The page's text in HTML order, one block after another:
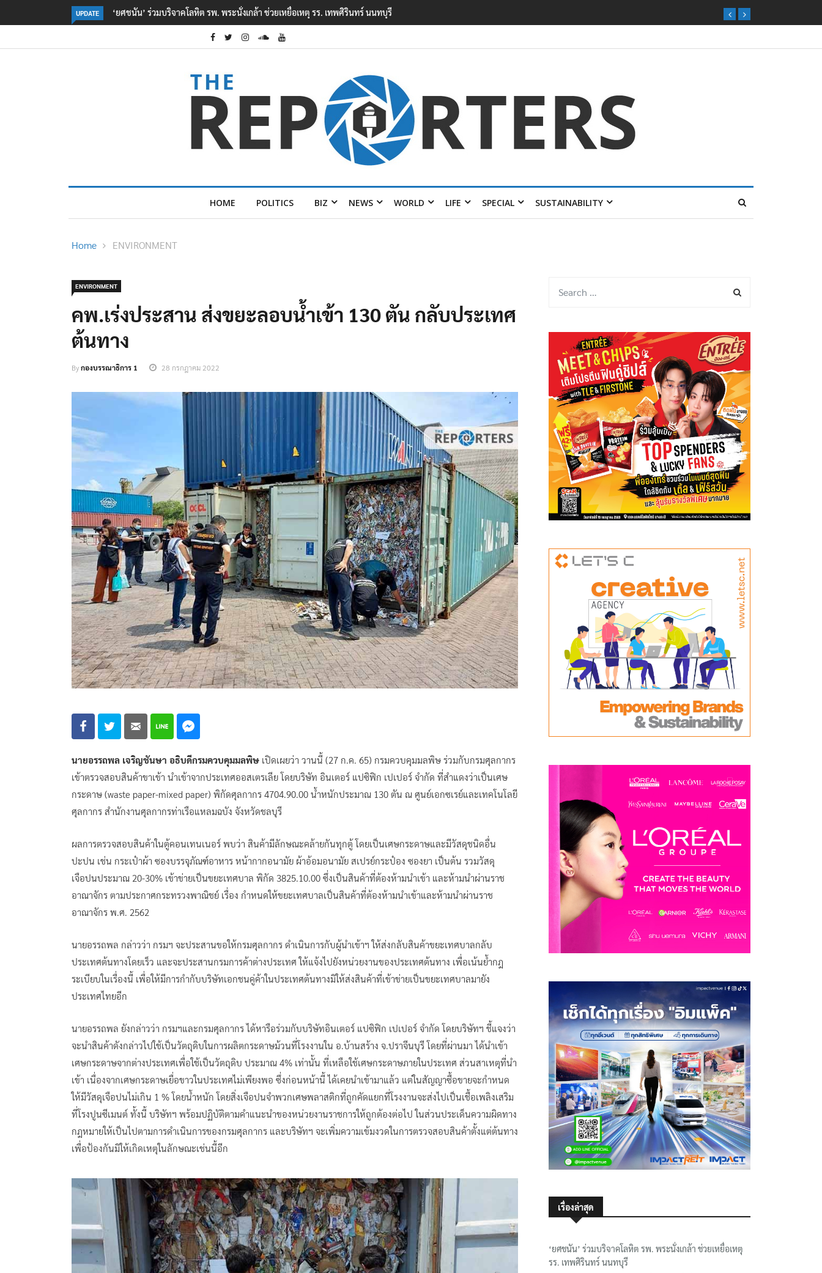
UPDATE ตร. อยู่ระหว่างสอบสวนแรงจูงใจ เหตุยิงในโรงเรียนเทพศิรินทร์ นนทบุรี พบเด็กก่อเหตุเครียดเรื่องเรียน
HOME POLITICS BIZ NEWS WORLD LIFE SPECIAL SUSTAINABILITY
Home ENVIRONMENT
ENVIRONMENT
คพ.เร่งประสาน ส่งขยะลอบน้ำเข้า 130 ตัน กลับประเทศ
ต้นทาง
Byกองบรรณาธิการ 1 28 กรกฎาคม 2022
นายอรรถพล เจริญชันษา อธิบดีกรมควบคุมมลพิษ เปิดเผยว่า วานนี้ (27 ก.ค. 65) กรมควบคุมมลพิษ ร่วมกับกรมศุลกากร
เข้าตรวจสอบสินค้าขาเข้า นำเข้าจากประเทศออสเตรเลีย โดยบริษัท อินเตอร์ แปซิฟิก เปเปอร์ จำกัด ที่สำแดงว่าเป็นเศษ
กระดาษ (waste paper-mixed paper) พิกัดศุลกากร 4704.90.00 น้ำหนักประมาณ 130 ตัน ณ ศูนย์เอกซเรย์และเทคโนโลยี
ศุลกากร สำนักงานศุลกากรท่าเรือแหลมฉบัง จังหวัดชลบุรี
ผลการตรวจสอบสินค้าในตู้คอนเทนเนอร์ พบว่า สินค้ามีลักษณะคล้ายกันทุกตู้ โดยเป็นเศษกระดาษและมีวัสดุชนิดอื่น
ปะปน เช่น กระเป๋าผ้า ซองบรรจุภัณฑ์อาหาร หน้ากากอนามัย ผ้าอ้อมอนามัย สเปรย์กระป๋อง ซองยา เป็นต้น รวมวัสดุ
เจือปนประมาณ 20-30% เข้าข่ายเป็นขยะเทศบาล พิกัด 3825.10.00 ซึ่งเป็นสินค้าที่ต้องห้ามนำเข้า และห้ามนำผ่านราช
อาณาจักร ตามประกาศกระทรวงพาณิชย์ เรื่อง กำหนดให้ขยะเทศบาลเป็นสินค้าที่ต้องห้ามนำเข้าและห้ามนำผ่านราช
อาณาจักร พ.ศ. 2562
นายอรรถพล กล่าวว่า กรมฯ จะประสานขอให้กรมศุลกากร ดำเนินการกับผู้นำเข้าฯ ให้ส่งกลับสินค้าขยะเทศบาลกลับ
ประเทศต้นทางโดยเร็ว และจะประสานกรมการค้าต่างประเทศ ให้แจ้งไปยังหน่วยงานของประเทศต้นทาง เพื่อเน้นย้ำกฎ
ระเบียบในเรื่องนี้ เพื่อให้มีการกำกับบริษัทเอกชนคู่ค้าในประเทศต้นทางมิให้ส่งสินค้าที่เข้าข่ายเป็นขยะเทศบาลมายัง
ประเทศไทยอีก
นายอรรถพล ยังกล่าวว่า กรมฯและกรมศุลกากร ได้หารือร่วมกับบริษัทอินเตอร์ แปซิฟิก เปเปอร์ จำกัด โดยบริษัทฯ ชี้แจงว่า
จะนำสินค้าดังกล่าวไปใช้เป็นวัตถุดิบในการผลิตกระดาษม้วนที่โรงงานใน อ.บ้านสร้าง จ.ปราจีนบุรี โดยที่ผ่านมา ได้นำเข้า
เศษกระดาษจากต่างประเทศเพื่อใช้เป็นวัตถุดิบ ประมาณ 4% เท่านั้น ที่เหลือใช้เศษกระดาษภายในประเทศ ส่วนสาเหตุที่นำ
เข้า เนื่องจากเศษกระดาษเยื่อขาวในประเทศไม่เพียงพอ ซึ่งก่อนหน้านี้ ได้เคยนำเข้ามาแล้ว แต่ในสัญญาซื้อขายจะกำหนด
ให้มีวัสดุเจือปนไม่เกิน 1 % โดยน้ำหนัก โดยสิ่งเจือปนจำพวกเศษพลาสติกที่ถูกคัดแยกที่โรงงานจะส่งไปเป็นเชื้อเพลิงเสริม
ที่โรงปูนซีเมนต์ ทั้งนี้ บริษัทฯ พร้อมปฏิบัติตามคำแนะนำของหน่วยงานราชการให้ถูกต้องต่อไป ในส่วนประเด็นความผิดทาง
กฎหมายให้เป็นไปตามการดำเนินการของกรมศุลกากร และบริษัทฯ จะเพิ่มความเข้มงวดในการตรวจสอบสินค้าตั้งแต่ต้นทาง
เพื่อป้องกันมิให้เกิดเหตุในลักษณะเช่นนี้อีก
เรื่องล่าสุด
‘ยศชนัน’ ร่วมบริจาคโลหิต รพ. พระนั่งเกล้า ช่วยเหยื่อเหตุ
รร. เทพศิรินทร์ นนทบุรี